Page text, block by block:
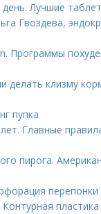
Лучшие
Гвоздева,
Программы
клизму
пупка
Главные
пирога.
перепонки
пластика